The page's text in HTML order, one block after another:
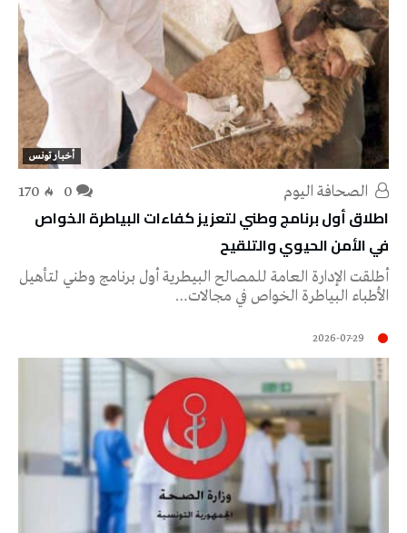
أخبار تونس
170
اطلاق أول برنامج وطني لتعزيز كفاءات البياطرة الخواص
في الأمن الحيوي والتلقيح
أطلقت الإدارة العامة للمصالح البيطرية أول برنامج وطني لتأهيل
الأطباء البياطرة الخواص في مجالات…
2026-07-29